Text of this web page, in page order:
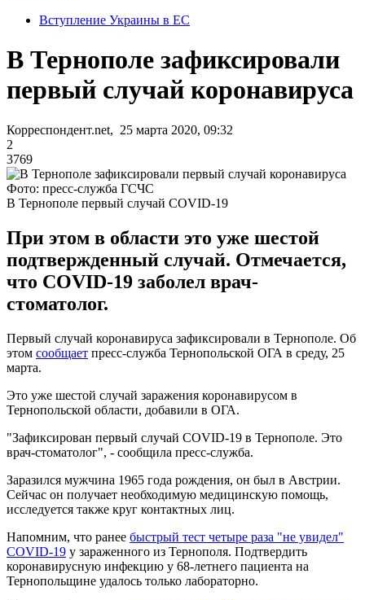
Вступление Украины в ЕС
В Тернополе зафиксировали
первый случай коронавируса
Корреспондент.net, 25 марта 2020, 09:32
2
3769
Фото: пресс-служба ГСЧС
В Тернополе первый случай COVID-19
При этом в области это уже шестой
подтвержденный случай. Отмечается,
что COVID-19 заболел врач-
стоматолог.
Первый случай коронавируса зафиксировали в Тернополе. Об
этом сообщает пресс-служба Тернопольской ОГА в среду, 25
марта.
Это уже шестой случай заражения коронавирусом в
Тернопольской области, добавили в ОГА.
"Зафиксирован первый случай COVID-19 в Тернополе. Это
врач-стоматолог", - сообщила пресс-служба.
Заразился мужчина 1965 года рождения, он был в Австрии.
Сейчас он получает необходимую медицинскую помощь,
исследуется также круг контактных лиц.
Напомним, что ранее быстрый тест четыре раза "не увидел"
COVID-19 у зараженного из Тернополя. Подтвердить
коронавирусную инфекцию у 68-летнего пациента на
Тернопольщине удалось только лабораторно.